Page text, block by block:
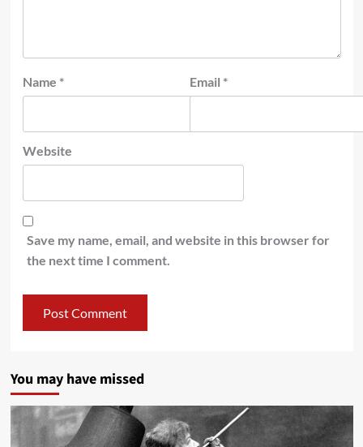
Name * Email *
Website
Save my name, email, and website in this browser for
the next time I comment.
You may have missed